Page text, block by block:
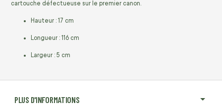
PLUS D'INFORMATIONS
cartouche défectueuse sur le premier canon.
Hauteur : 17 cm
Longueur : 116 cm
Largeur : 5 cm